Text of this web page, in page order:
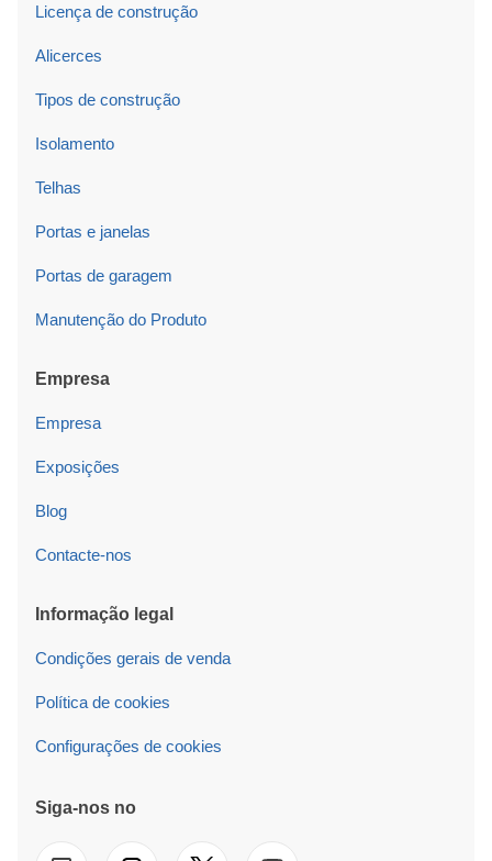
Licença de construção
Alicerces
Tipos de construção
Isolamento
Telhas
Portas e janelas
Portas de garagem
Manutenção do Produto
Empresa
Empresa
Exposições
Blog
Contacte-nos
Informação legal
Condições gerais de venda
Política de cookies
Configurações de cookies
Siga-nos no